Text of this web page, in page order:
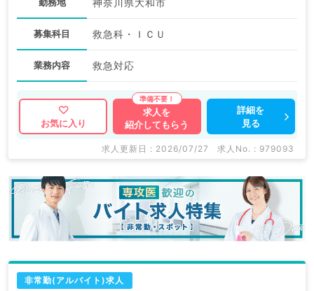
勤務地 神奈川県大和市
募集科目 救急科・ＩＣＵ
業務内容 救急対応
お気に入り
求人を
紹介してもらう
詳細を
見る
求人更新日 : 2026/07/27 求人No. : 979093
非常勤(アルバイト)求人